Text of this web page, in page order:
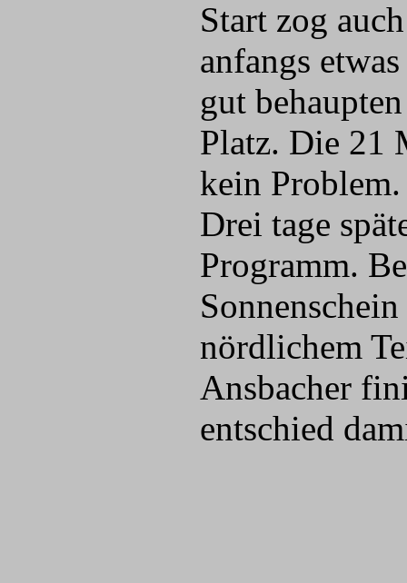
Start zog
anfangs
gut
Platz. Die 21
kein Problem.
Drei tage
Programm.
nördlichem
Ansbacher
entschied